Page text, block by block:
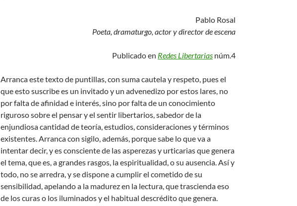
Pablo Rosal
Poeta, dramaturgo, actor y director de escena
Publicado en Redes Libertarias núm.4
Arranca este texto de puntillas, con suma cautela y respeto, pues el
que esto suscribe es un invitado y un advenedizo por estos lares, no
por falta de afinidad e interés, sino por falta de un conocimiento
riguroso sobre el pensar y el sentir libertarios, sabedor de la
enjundiosa cantidad de teoría, estudios, consideraciones y términos
existentes. Arranca con sigilo, además, porque sabe lo que va a
intentar decir, y es consciente de las asperezas y urticarias que genera
el tema, que es, a grandes rasgos, la espiritualidad, o su ausencia. Así y
todo, no se arredra, y se dispone a cumplir el cometido de su
sensibilidad, apelando a la madurez en la lectura, que trascienda eso
de los curas o los iluminados y el habitual descrédito que genera.